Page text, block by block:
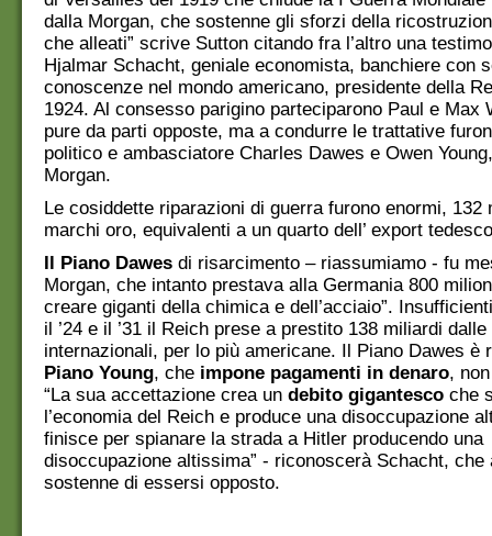
dalla Morgan, che sostenne gli sforzi della
che alleati” scrive Sutton citando fra l’altro una
Hjalmar Schacht, geniale economista, banchiere con
conoscenze nel mondo americano, presidente della
1924. Al consesso parigino parteciparono Paul e Max
pure da parti opposte, ma a condurre le trattative
politico e ambasciatore Charles Dawes e Owen
Morgan.
Le cosiddette riparazioni di guerra furono enormi, 132
marchi oro, equivalenti a un quarto dell’ export
Il Piano Dawes di risarcimento – riassumiamo - fu
Morgan, che intanto prestava alla Germania 800
creare giganti della chimica e dell’acciaio”.
il ’24 e il ’31 il Reich prese a prestito 138 miliardi dalle
internazionali, per lo più americane. Il Piano Dawes è
Piano Young, che impone pagamenti in denaro,
“La sua accettazione crea un debito gigantesco che
l’economia del Reich e produce una disoccupazione
finisce per spianare la strada a Hitler producendo una
disoccupazione altissima” - riconoscerà Schacht, che
sostenne di essersi opposto.